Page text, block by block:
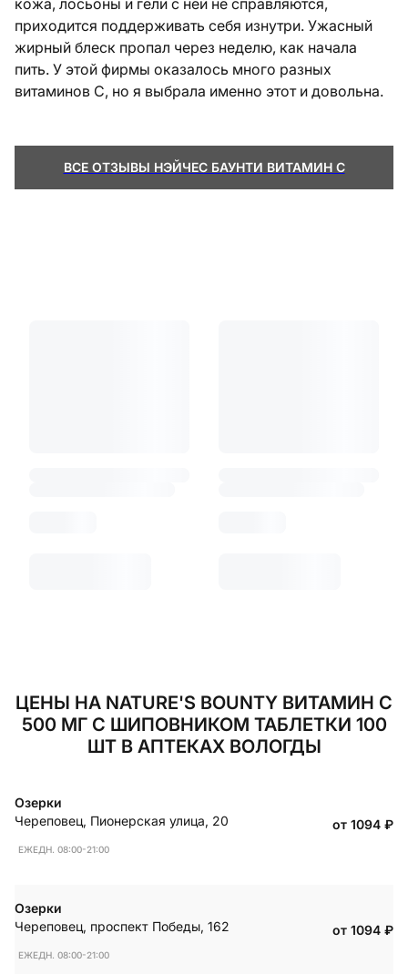
кожа, лосьоны и гели с ней не справляются,
приходится поддерживать себя изнутри. Ужасный
жирный блеск пропал через неделю, как начала
пить. У этой фирмы оказалось много разных
витаминов С, но я выбрала именно этот и довольна.
ВСЕ ОТЗЫВЫ НЭЙЧЕС БАУНТИ ВИТАМИН С
ЦЕНЫ НА NATURE'S BOUNTY ВИТАМИН С
500 МГ С ШИПОВНИКОМ ТАБЛЕТКИ 100
ШТ В АПТЕКАХ ВОЛОГДЫ
Озерки
Череповец, Пионерская улица, 20
ЕЖЕДН. 08:00-21:00
от 1094₽
Озерки
Череповец, проспект Победы, 162
ЕЖЕДН. 08:00-21:00
от 1094₽